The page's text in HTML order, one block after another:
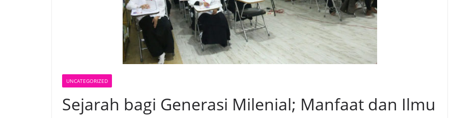
UNCATEGORIZED
Sejarah bagi Generasi Milenial; Manfaat dan Ilmu